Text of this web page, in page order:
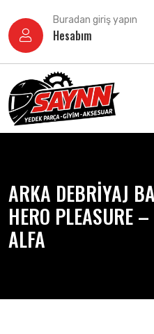
atla
Buradan giriş yapın
Hesabım
ARKA DEBRİYAJ
HERO PLEASURE
ALFA